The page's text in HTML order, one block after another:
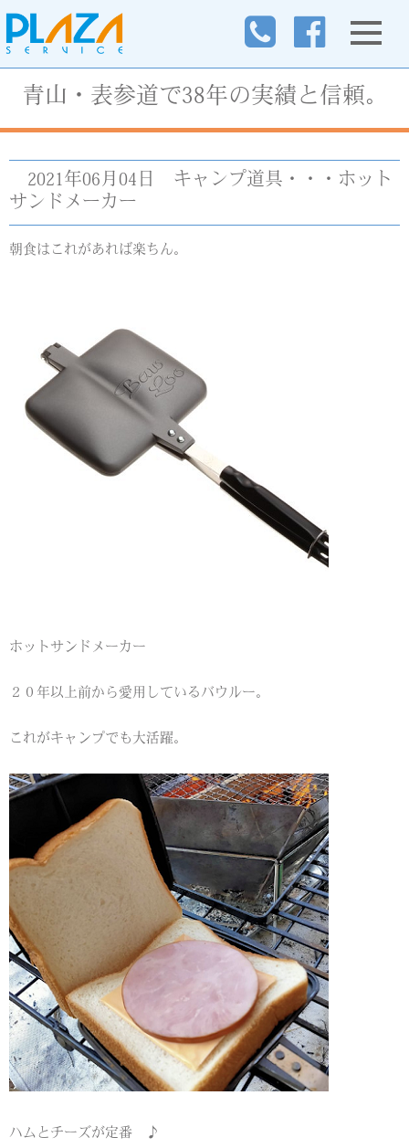
青山・表参道で38年の実績と信頼。
2021年06月04日 キャンプ道具・・・ホット
サンドメーカー
朝食はこれがあれば楽ちん。
ホットサンドメーカー
２０年以上前から愛用しているバウルー。
これがキャンプでも大活躍。
ハムとチーズが定番 ♪